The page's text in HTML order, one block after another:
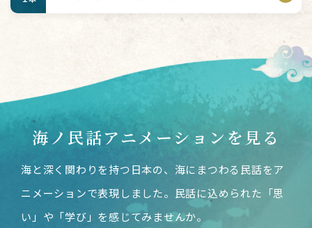
海ノ民話アニメーションを見る
海と深く関わりを持つ日本の、海にまつわる民話をア
ニメーションで表現しました。 民話に込められた「思
い」や「学び」を感じてみませんか。